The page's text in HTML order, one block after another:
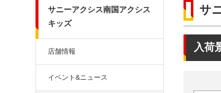
サ
入荷
サニーアクシス南国アクシス
キッズ
店舗情報
イベント&ニュース